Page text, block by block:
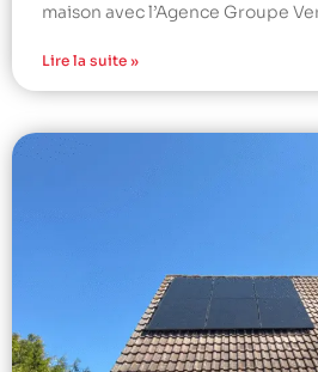
maison avec l’Agence Groupe
Lire la suite »